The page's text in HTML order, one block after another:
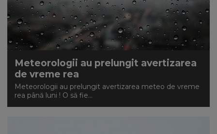
Meteorologii au prelungit avertizarea
de vreme rea
Meteorologii au prelungit avertizarea meteo de vreme
rea până luni ! O să fie...